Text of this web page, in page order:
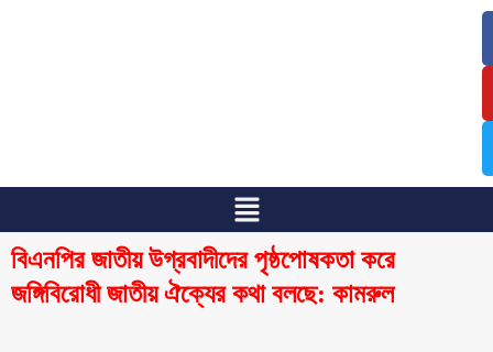
বিএনপির জাতীয় উগ্রবাদীদের পৃষ্ঠপোষকতা করে
জঙ্গিবিরোধী জাতীয় ঐক্যের কথা বলছে: কামরুল